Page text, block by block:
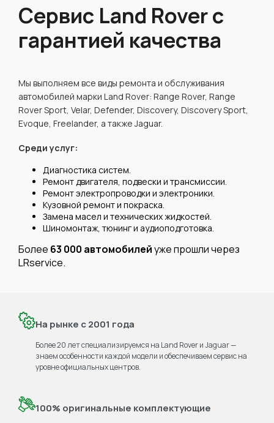
Сервис Land Rover с
гарантией качества
Мы выполняем все виды ремонта и обслуживания
автомобилей марки Land Rover: Range Rover, Range
Rover Sport, Velar, Defender, Discovery, Discovery Sport,
Evoque, Freelander, а также Jaguar.
Среди услуг:
Диагностика систем.
Ремонт двигателя, подвески и трансмиссии.
Ремонт электропроводки и электроники.
Кузовной ремонт и покраска.
Замена масел и технических жидкостей.
Шиномонтаж, тюнинг и аудиоподготовка.
Более 63 000 автомобилейуже прошли через
LRservice.
На рынке с 2001 года
Более 20 лет специализируемся на Land Rover и Jaguar —
знаем особенности каждой модели и обеспечиваем сервис на
уровне официальных центров.
100% оригинальные комплектующие